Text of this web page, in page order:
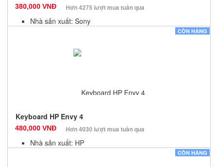
380,000 VNĐ Hơn 4275 lượt mua tuần qua
Nhà sản xuất: Sony
CÒN HÀNG
Keyboard HP Envy 4
480,000 VNĐ Hơn 4030 lượt mua tuần qua
Nhà sản xuất: HP
CÒN HÀNG